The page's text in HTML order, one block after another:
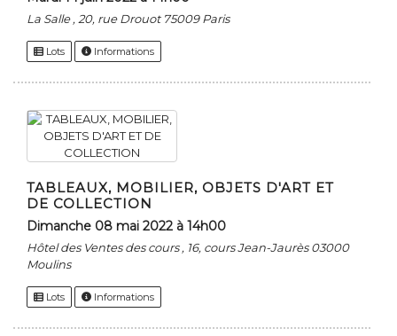
La Salle , 20, rue Drouot 75009 Paris
Lots Informations
TABLEAUX, MOBILIER, OBJETS D'ART ET
DE COLLECTION
dimanche 08 mai 2022 à 14h00
Hôtel des Ventes des cours , 16, cours Jean-Jaurès 03000
Moulins
Lots Informations